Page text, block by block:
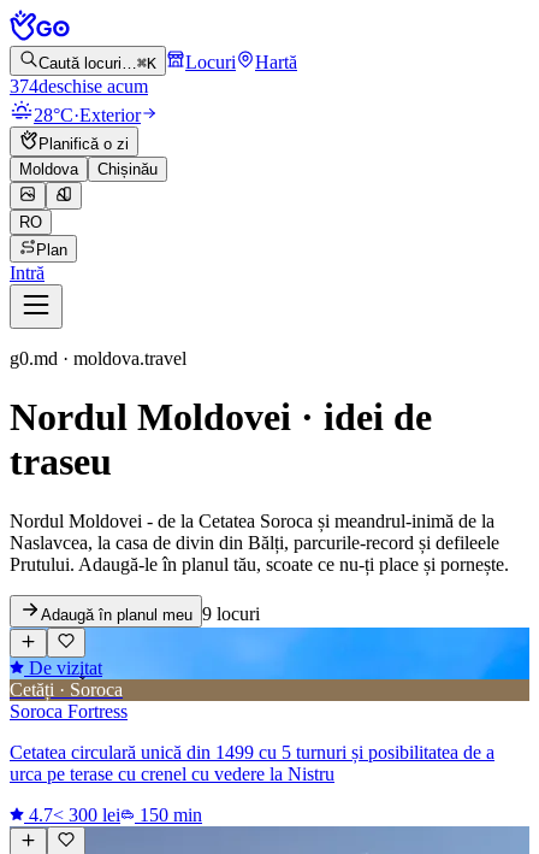
Caută locuri…⌘K Locuri
Hartă
374deschise acum
28°C·Exterior
Planifică o zi
Moldova
Chișinău
RO
Plan
Intră
g0.md · moldova.travel
Nordul Moldovei · idei de
traseu
Nordul Moldovei - de la Cetatea Soroca și meandrul-inimă de la
Naslavcea, la casa de divin din Bălți, parcurile-record și defileele
Prutului. Adaugă-le în planul tău, scoate ce nu-ți place și pornește.
Adaugă în planul meu 9 locuri
De vizitat
Cetăți · Soroca
Soroca Fortress
Cetatea circulară unică din 1499 cu 5 turnuri și posibilitatea de a
urca pe terase cu crenel cu vedere la Nistru
4.7< 300 lei 150 min